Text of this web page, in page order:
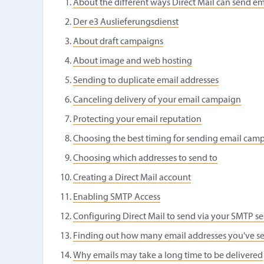
About the different ways Direct Mail can send
Der e3 Auslieferungsdienst
About draft campaigns
About image and web hosting
Sending to duplicate email addresses
Canceling delivery of your email campaign
Protecting your email reputation
Choosing the best timing for sending email
Choosing which addresses to send to
Creating a Direct Mail account
Enabling SMTP Access
Configuring Direct Mail to send via your SMTP
Finding out how many email addresses you've
Why emails may take a long time to be delivered